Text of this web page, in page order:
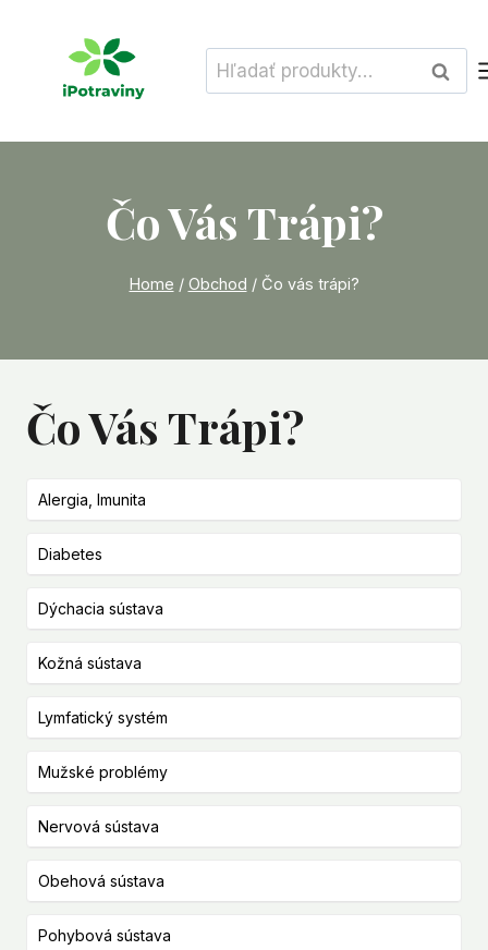
Hľadať:
Čo Vás Trápi?
Home / Obchod / Čo vás trápi?
Čo Vás Trápi?
Alergia, Imunita
Diabetes
Dýchacia sústava
Kožná sústava
Lymfatický systém
Mužské problémy
Nervová sústava
Obehová sústava
Pohybová sústava